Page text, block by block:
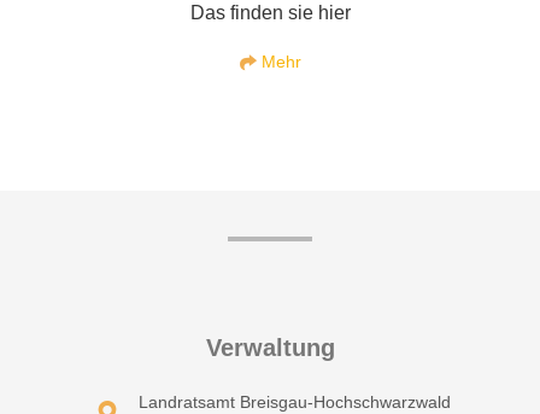
Das finden sie hier
Mehr
Verwaltung
Landratsamt Breisgau-Hochschwarzwald